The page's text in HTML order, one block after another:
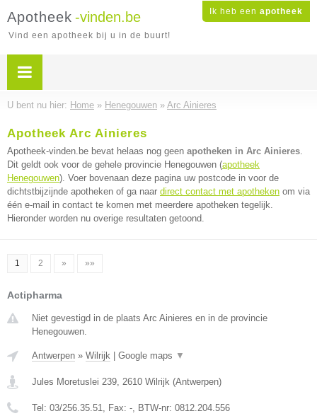
Ik heb een apotheek
Apotheek -vinden.be
Vind een apotheek bij u in de buurt!
U bent nu hier: Home » Henegouwen » Arc Ainieres
Apotheek Arc Ainieres
Apotheek-vinden.be bevat helaas nog geen apotheken in Arc Ainieres.
Dit geldt ook voor de gehele provincie Henegouwen (apotheek
Henegouwen). Voer bovenaan deze pagina uw postcode in voor de
dichtstbijzijnde apotheken of ga naar direct contact met apotheken om via
één e-mail in contact te komen met meerdere apotheken tegelijk.
Hieronder worden nu overige resultaten getoond.
1 2 » »»
Actipharma
Niet gevestigd in de plaats Arc Ainieres en in de provincie
Henegouwen.
Antwerpen » Wilrijk Google maps ▼
Jules Moretuslei 239, 2610 Wilrijk (Antwerpen)
Tel: 03/256.35.51, Fax: -, BTW-nr: 0812.204.556